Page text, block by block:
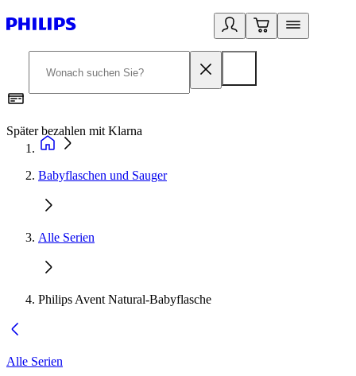
Später bezahlen mit Klarna
Babyflaschen und Sauger
Alle Serien
Philips Avent Natural-Babyflasche
Alle Serien